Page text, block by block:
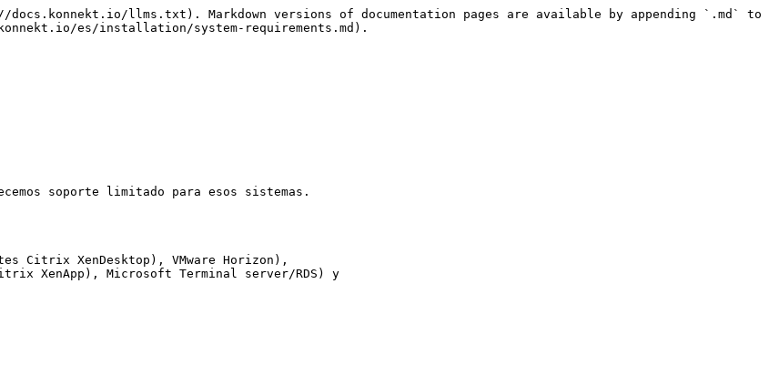
llms.txt). Markdown versions of documentation pages are available by appending `.md` to
es/installation/system-requirements.md).
XenDesktop), VMware Horizon),
XenApp), Microsoft Terminal server/RDS) y